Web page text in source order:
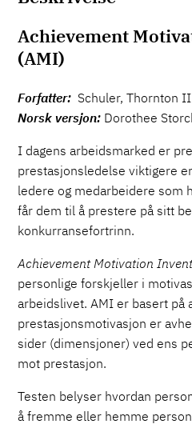
Achievement
(AMI)
Forfatter: Schuler, Thornton
Norsk versjon: Dorothee
I dagens arbeidsmarked er
prestasjonsledelse viktigere
ledere og medarbeidere som
får dem til å prestere på sitt
konkurransefortrinn.
Achievement Motivation
personlige forskjeller i
arbeidslivet. AMI er basert på
prestasjonsmotivasjon er
sider (dimensjoner) ved ens
mot prestasjon.
Testen belyser hvordan
å fremme eller hemme